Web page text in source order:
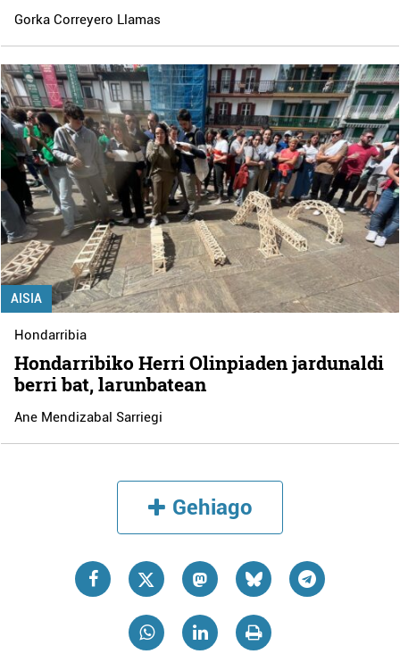
Gorka Correyero Llamas
AISIA
Hondarribia
Hondarribiko Herri Olinpiaden jardunaldi
berri bat, larunbatean
Ane Mendizabal Sarriegi
Gehiago